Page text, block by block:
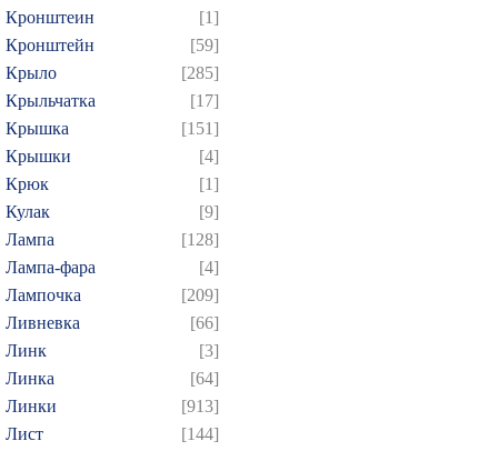
Кронштеин
[1]
Кронштейн
[59]
Крыло
[285]
Крыльчатка
[17]
Крышка
[151]
Крышки
[4]
Крюк
[1]
Кулак
[9]
Лампа
[128]
Лампа-фара
[4]
Лампочка
[209]
Ливневка
[66]
Линк
[3]
Линка
[64]
Линки
[913]
Лист
[144]